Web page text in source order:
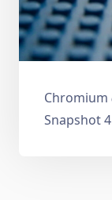
Chromium
Snapshot